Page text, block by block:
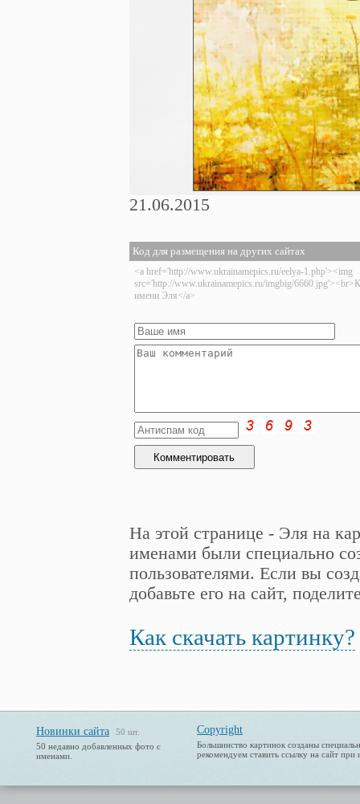
21.06.2015
Код для размещения на других сайтах
<a href='http://www.ukrainamepics.ru/eelya-1.php'><img
src='http://www.ukrainamepics.ru/imgbig/
имени Эля</a>
На этой странице - Эля на
именами были специально
пользователями. Если вы
добавьте его на сайт,
Как скачать картинку?
Новинки сайта
50 шт.
50 недавно добавленных фото с
именами.
Copyright
Большинство картинок созданы
рекомендуем ставить ссылку на сайт при